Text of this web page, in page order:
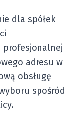
dla spółek
profesjonalnej
adresu w
obsługę
spośród